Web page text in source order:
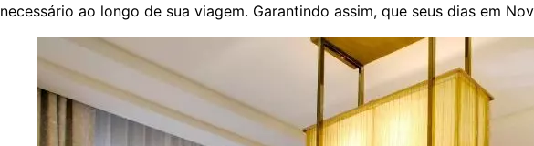
necessário ao longo de sua viagem. Garantindo assim, que seus dias em